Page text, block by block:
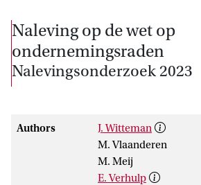
Naleving op de wet op
ondernemingsraden
Nalevingsonderzoek 2023
Authors
J. Witteman
M. Vlaanderen
M. Meij
E. Verhulp